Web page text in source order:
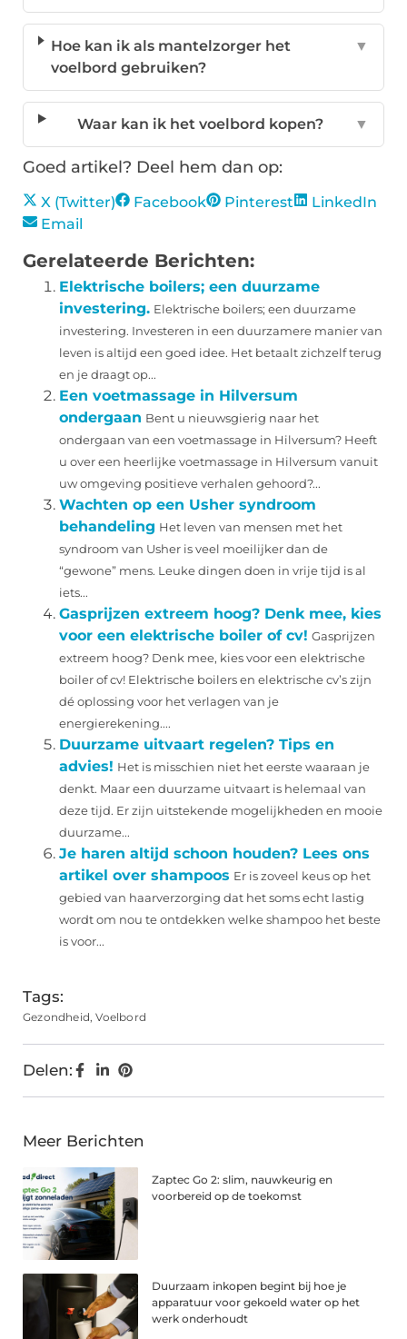
Hoe kan ik als mantelzorger het
voelbord gebruiken?
▼
Waar kan ik het voelbord kopen? ▼
Goed artikel? Deel hem dan op:
X (Twitter) Facebook Pinterest
LinkedIn
Email
Gerelateerde Berichten:
Elektrische boilers; een duurzame
investering. Elektrische boilers; een duurzame
investering. Investeren in een duurzamere manier van
leven is altijd een goed idee. Het betaalt zichzelf terug
en je draagt op...
Een voetmassage in Hilversum
ondergaan Bent u nieuwsgierig naar het
ondergaan van een voetmassage in Hilversum? Heeft
u over een heerlijke voetmassage in Hilversum vanuit
uw omgeving positieve verhalen gehoord?...
Wachten op een Usher syndroom
behandeling Het leven van mensen met het
syndroom van Usher is veel moeilijker dan de
“gewone” mens. Leuke dingen doen in vrije tijd is al
iets...
Gasprijzen extreem hoog? Denk mee, kies
voor een elektrische boiler of cv! Gasprijzen
extreem hoog? Denk mee, kies voor een elektrische
boiler of cv! Elektrische boilers en elektrische cv’s zijn
dé oplossing voor het verlagen van je
energierekening....
Duurzame uitvaart regelen? Tips en
advies! Het is misschien niet het eerste waaraan je
denkt. Maar een duurzame uitvaart is helemaal van
deze tijd. Er zijn uitstekende mogelijkheden en mooie
duurzame...
Je haren altijd schoon houden? Lees ons
artikel over shampoos Er is zoveel keus op het
gebied van haarverzorging dat het soms echt lastig
wordt om nou te ontdekken welke shampoo het beste
is voor...
Tags:
Gezondheid,Voelbord
Delen:
Meer Berichten
Zaptec Go 2: slim, nauwkeurig en
voorbereid op de toekomst
Duurzaam inkopen begint bij hoe je
apparatuur voor gekoeld water op het
werk onderhoudt